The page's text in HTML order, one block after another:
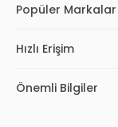
Popüler Markalar
Hızlı Erişim
Önemli Bilgiler